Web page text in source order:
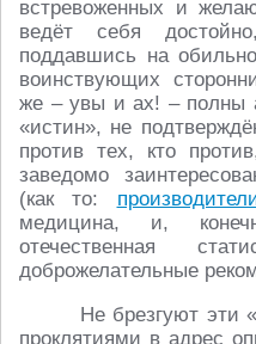
встревоженных и
ведёт себя
поддавшись на
воинствующих
же – увы и ах! – полны
«истин», не
против тех, кто
заведомо
(как то:
медицина, и,
отечественная
доброжелательные
Не брезгуют эти
проклятиями в адрес